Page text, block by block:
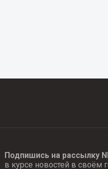
Подпишись на рассылку
в курсе новостей в своём